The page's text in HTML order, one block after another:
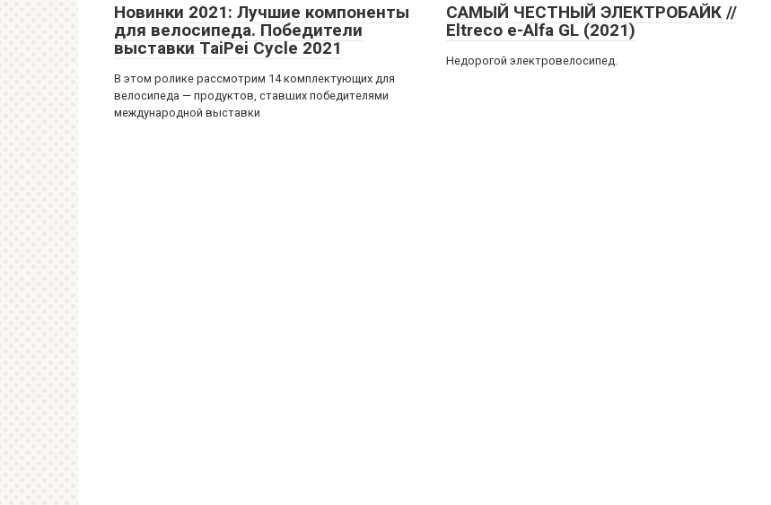
Новинки 2021: Лучшие компоненты
для велосипеда. Победители
выставки TaiPei Cycle 2021
В этом ролике рассмотрим 14 комплектующих для
велосипеда — продуктов, ставших победителями
международной выставки
САМЫЙ ЧЕСТНЫЙ ЭЛЕКТРОБАЙК //
Eltreco e-Alfa GL (2021)
Недорогой электровелосипед.